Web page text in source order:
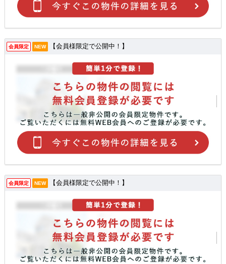
会員限定 NEW 【会員様限定で公開中！】
会員限定 NEW 【会員様限定で公開中！】